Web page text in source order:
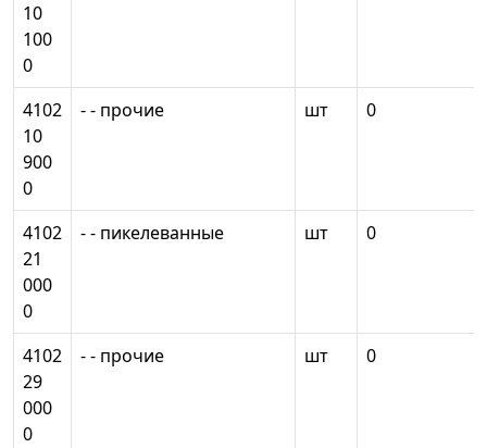
10
100
0
4102
10
900
0
- - прочие шт 0
4102
21
000
0
- - пикелеванные шт 0
4102
29
000
0
- - прочие шт 0